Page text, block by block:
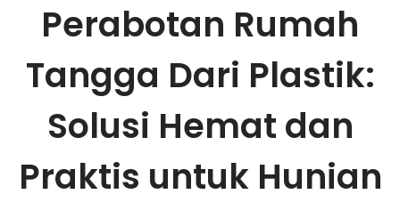
Perabotan Rumah
Tangga Dari Plastik:
Solusi Hemat dan
Praktis untuk Hunian